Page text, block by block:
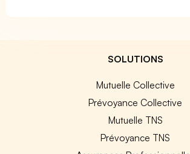
SOLUTIONS
Mutuelle Collective
Prévoyance Collective
Mutuelle TNS
Prévoyance TNS